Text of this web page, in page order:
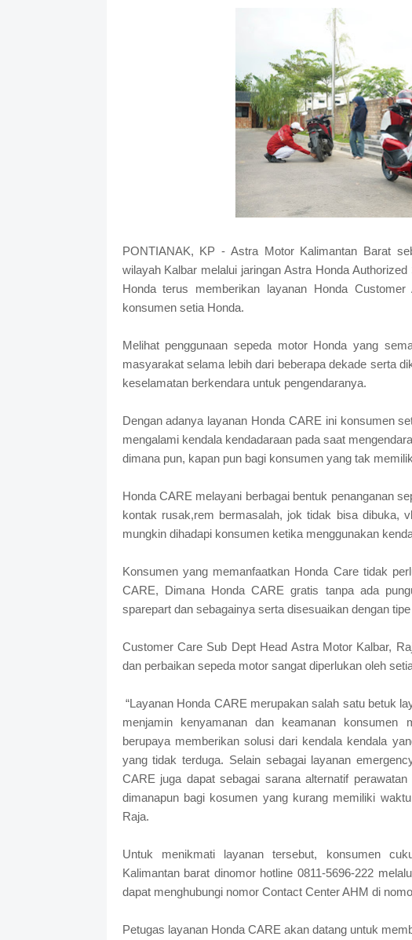
PONTIANAK, KP - Astra Motor Kalimantan Barat
wilayah Kalbar melalui jaringan Astra Honda
Honda terus memberikan layanan Honda
konsumen setia Honda.
Melihat penggunaan sepeda motor Honda yang
masyarakat selama lebih dari beberapa dekade serta
keselamatan berkendara untuk pengendaranya.
Dengan adanya layanan Honda CARE ini konsumen
mengalami kendala kendadaraan pada saat
dimana pun, kapan pun bagi konsumen yang tak
Honda CARE melayani berbagai bentuk penanganan
kontak rusak,rem bermasalah, jok tidak bisa dibuka,
mungkin dihadapi konsumen ketika menggunakan
Konsumen yang memanfaatkan Honda Care tidak
CARE, Dimana Honda CARE gratis tanpa ada
sparepart dan sebagainya serta disesuaikan dengan
Customer Care Sub Dept Head Astra Motor Kalbar,
dan perbaikan sepeda motor sangat diperlukan oleh
“Layanan Honda CARE merupakan salah satu betuk
menjamin kenyamanan dan keamanan konsumen
berupaya memberikan solusi dari kendala kendala
yang tidak terduga. Selain sebagai layanan
CARE juga dapat sebagai sarana alternatif
dimanapun bagi kosumen yang kurang memiliki
Raja.
Untuk menikmati layanan tersebut, konsumen
Kalimantan barat dinomor hotline 0811-5696-222
dapat menghubungi nomor Contact Center AHM di
Petugas layanan Honda CARE akan datang untuk